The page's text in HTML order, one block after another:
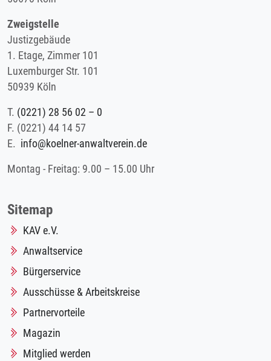
Zweigstelle
Justizgebäude
1. Etage, Zimmer 101
Luxemburger Str. 101
50939 Köln
T. (0221) 28 56 02 – 0
F. (0221) 44 14 57
E. info@koelner-anwaltverein.de
Montag - Freitag: 9.00 – 15.00 Uhr
Sitemap
KAV e.V.
Anwaltservice
Bürgerservice
Ausschüsse & Arbeitskreise
Partnervorteile
Magazin
Mitglied werden